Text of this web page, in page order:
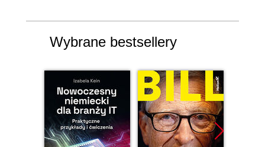
Wybrane bestsellery